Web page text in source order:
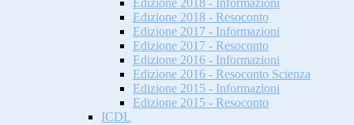
Edizione 2018 - Informazioni
Edizione 2018 - Resoconto
Edizione 2017 - Informazioni
Edizione 2017 - Resoconto
Edizione 2016 - Informazioni
Edizione 2016 - Resoconto Scienza
Edizione 2015 - Informazioni
Edizione 2015 - Resoconto
ICDL